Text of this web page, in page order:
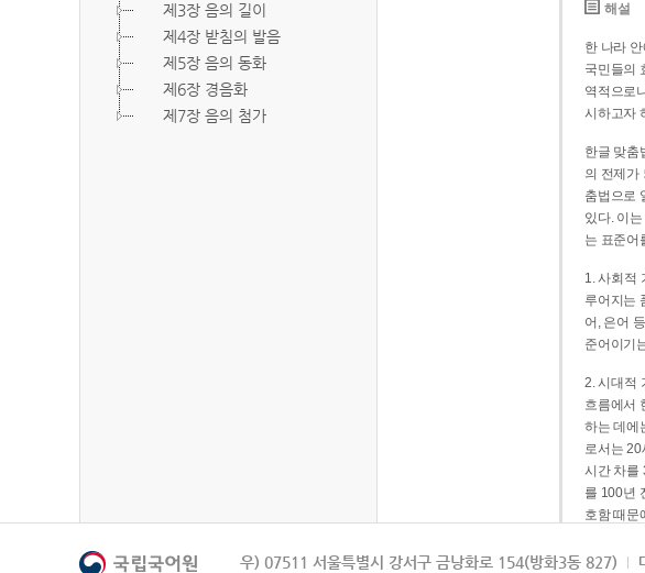
제3장 음의 길이
제4장 받침의 발음
제5장 음의 동화
제6장 경음화
제7장 음의 첨가
해설
한 나라
국민들의
역적으로
시하고자
한글 맞춤
의 전제가
춤법으로
있다. 이
는 표준어
1. 사회적
루어지는
어, 은어
준어이기
2. 시대적
흐름에서
하는 데에
로서는
시간 차를
를 100년
호함 때문
3. 지역적
우) 07511 서울특별시 강서구 금낭화로 154(방화3동 827)